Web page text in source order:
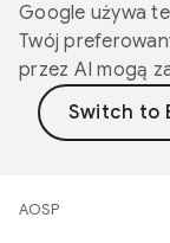
Google używa
Twój
przez AI mogą
AOSP